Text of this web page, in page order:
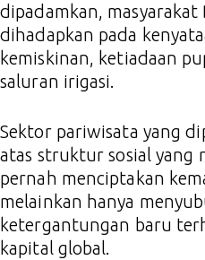
dipadamkan, masyarakat
dihadapkan pada
kemiskinan, ketiadaan
saluran irigasi.
Sektor pariwisata yang
atas struktur sosial yang
pernah menciptakan
melainkan hanya
ketergantungan baru
kapital global.